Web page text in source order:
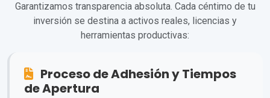
Garantizamos transparencia absoluta. Cada céntimo de tu
inversión se destina a activos reales, licencias y
herramientas productivas:
Proceso de Adhesión y Tiempos
de Apertura